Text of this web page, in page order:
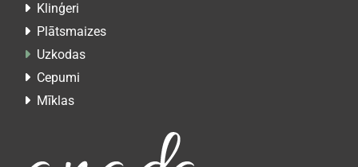
 Klinģeri
 Plātsmaizes
 Uzkodas
 Cepumi
 Mīklas